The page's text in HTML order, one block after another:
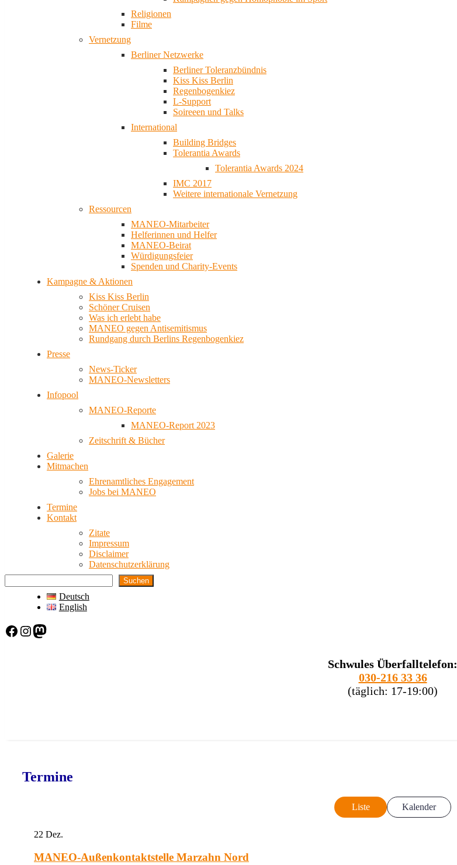
Religionen
Filme
Vernetzung
Berliner Netzwerke
Berliner Toleranzbündnis
Kiss Kiss Berlin
Regenbogenkiez
L-Support
Soireeen und Talks
International
Building Bridges
Tolerantia Awards
Tolerantia Awards 2024
IMC 2017
Weitere internationale Vernetzung
Ressourcen
MANEO-Mitarbeiter
Helferinnen und Helfer
MANEO-Beirat
Würdigungsfeier
Spenden und Charity-Events
Kampagne & Aktionen
Kiss Kiss Berlin
Schöner Cruisen
Was ich erlebt habe
MANEO gegen Antisemitismus
Rundgang durch Berlins Regenbogenkiez
Presse
News-Ticker
MANEO-Newsletters
Infopool
MANEO-Reporte
MANEO-Report 2023
Zeitschrift & Bücher
Galerie
Mitmachen
Ehrenamtliches Engagement
Jobs bei MANEO
Termine
Kontakt
Zitate
Impressum
Disclaimer
Datenschutzerklärung
Suchen
Deutsch
English
Facebook Instagram Mastodon
Schwules Überfalltelefon:
030-216 33 36
(täglich: 17-19:00)
Termine
Liste Kalender
22 Dez.
MANEO-Außenkontaktstelle Marzahn Nord